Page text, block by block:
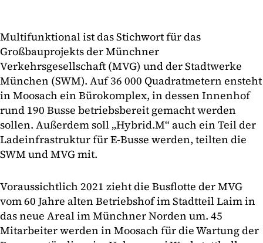
Multifunktional ist das Stichwort für das
Großbauprojekts der Münchner
Verkehrsgesellschaft (MVG) und der Stadtwerke
München (SWM). Auf 36 000 Quadratmetern ensteht
in Moosach ein Bürokomplex, in dessen Innenhof
rund 190 Busse betriebsbereit gemacht werden
sollen. Außerdem soll „Hybrid.M“ auch ein Teil der
Ladeinfrastruktur für E-Busse werden, teilten die
SWM und MVG mit.
Voraussichtlich 2021 zieht die Busflotte der MVG
vom 60 Jahre alten Betriebshof im Stadtteil Laim in
das neue Areal im Münchner Norden um. 45
Mitarbeiter werden in Moosach für die Wartung der